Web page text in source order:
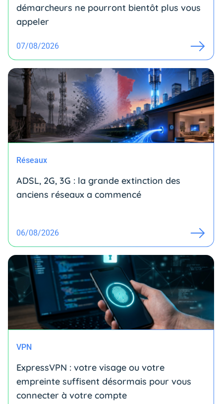
démarcheurs ne pourront bientôt plus vous
appeler
07/08/2026
Réseaux
ADSL, 2G, 3G : la grande extinction des
anciens réseaux a commencé
06/08/2026
VPN
ExpressVPN : votre visage ou votre
empreinte suffisent désormais pour vous
connecter à votre compte